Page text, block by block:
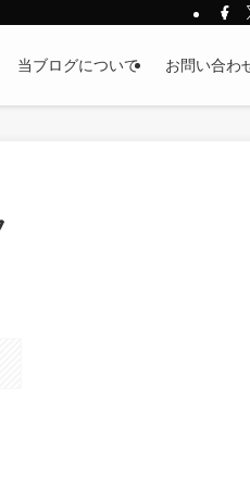
当ブログについて お問い合わ